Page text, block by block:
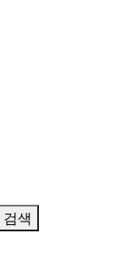
검색